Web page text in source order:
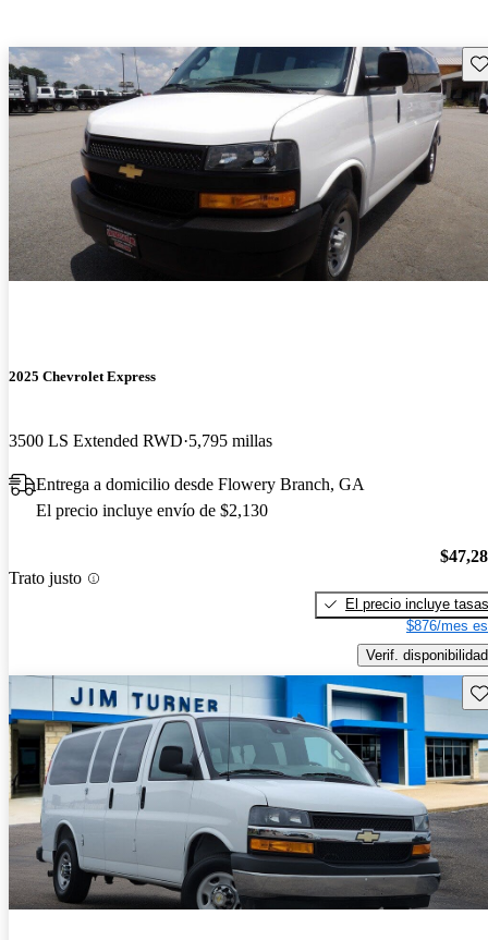
2025 Chevrolet Express
3500 LS Extended RWD 5,795 millas
Entrega a domicilio desde Flowery Branch, GA
El precio incluye envío de $2,130
Trato justo
El precio incluye tasas
$876/mes
Verif. disponibilidad